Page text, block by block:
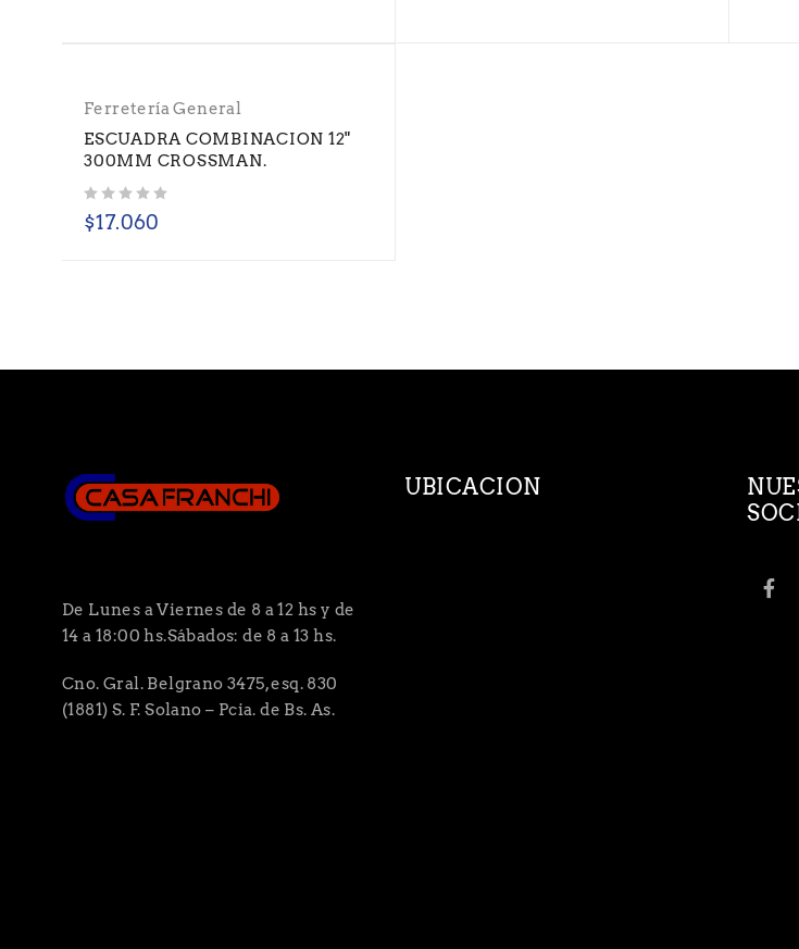
Ferretería General
ESCUADRA COMBINACION 12"
300MM CROSSMAN.
$17.060
De Lunes a Viernes de 8 a 12 hs y de
14 a 18:00 hs.Sábados: de 8 a 13 hs.
Cno. Gral. Belgrano 3475, esq. 830
(1881) S. F. Solano – Pcia. de Bs. As.
UBICACION